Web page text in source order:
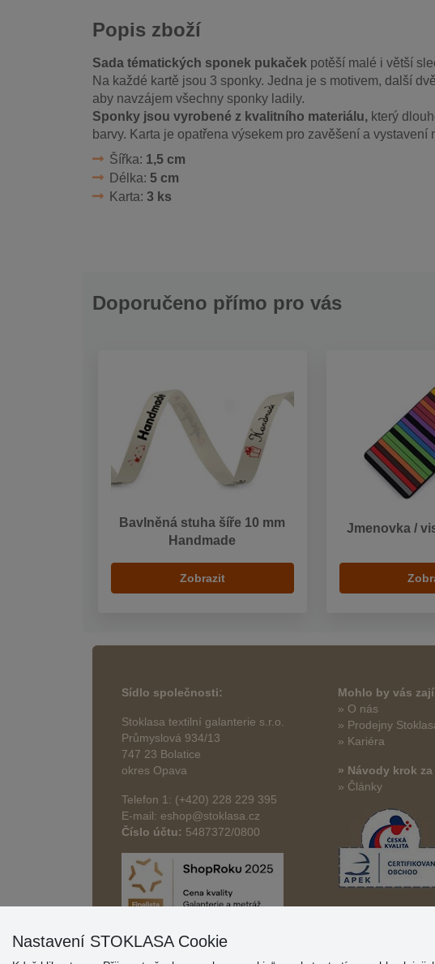
Popis zboží
Sada tématických sponek pukaček potěší malé i větší
Na každé kartě jsou 3 sponky. Jedna je s motivem, další
aby navzájem všechny sponky ladily.
Sponky jsou vyrobené z kvalitního materiálu, který
barvy. Karta je opatřena výsekem pro zavěšení a vystavení
Šířka: 1,5 cm
Délka: 5 cm
Karta: 3 ks
Doporučeno přímo pro vás
Bavlněná stuha šíře 10 mm
Handmade
Zobrazit
Jmenovka /
Sídlo společnosti:
Stoklasa textilní galanterie s.r.o.
Průmyslová 934/13
747 23 Bolatice
okres Opava
Telefon 1: (+420) 228 229 395
E-mail: eshop@stoklasa.cz
Číslo účtu: 5487372/0800
Mohlo by vás
» O nás
» Prodejny
» Kariéra
» Návody krok
» Články
Nastavení STOKLASA Cookie